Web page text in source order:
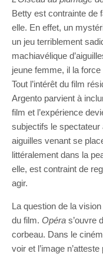
Betty est contrainte de
elle. En effet, un
un jeu terriblement
machiavélique
jeune femme, il la
Tout l’intérêt du film
Argento parvient à
film et l’expérience
subjectifs le spectateur
aiguilles venant se
littéralement dans la
elle, est contraint de
agir.
La question de la
du film. Opéra s’ouvre
corbeau. Dans le
voir et l’image